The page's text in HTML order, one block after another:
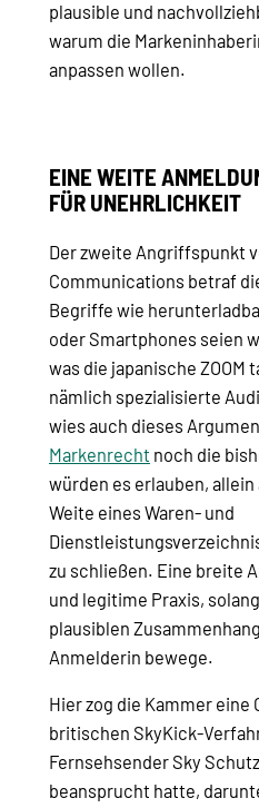
plausible und
warum die
anpassen wollen.
EINE WEITE
FÜR UNEHRLICHKEIT
Der zweite Angriffspunkt
Communications betraf
Begriffe wie
oder Smartphones seien
was die japanische
nämlich spezialisierte
wies auch dieses
Markenrecht noch die
würden es erlauben,
Weite eines Waren- und
zu schließen. Eine breite
und legitime Praxis,
plausiblen
Anmelderin bewege.
Hier zog die Kammer eine
britischen SkyKick-
Fernsehsender Sky
beansprucht hatte,